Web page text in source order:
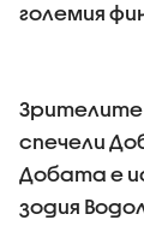
големия
Зрителите
спечели
Добата е
зодия